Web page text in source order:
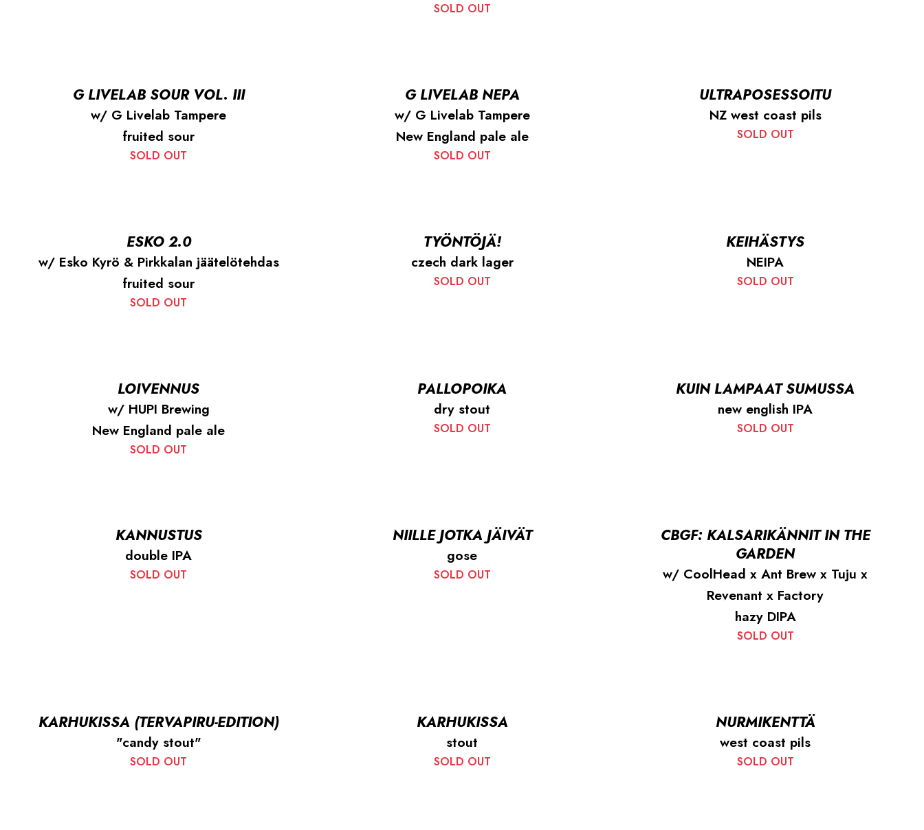
SOLD OUT
G LIVELAB SOUR VOL. III
w/ G Livelab Tampere
fruited sour
SOLD OUT
G LIVELAB NEPA
w/ G Livelab Tampere
New England pale ale
SOLD OUT
ULTRAPOSESSOITU
NZ west coast pils
SOLD OUT
ESKO 2.0
w/ Esko Kyrö & Pirkkalan jäätelötehdas
fruited sour
SOLD OUT
TYÖNTÖJÄ!
czech dark lager
SOLD OUT
KEIHÄSTYS
NEIPA
SOLD OUT
LOIVENNUS
w/ HUPI Brewing
New England pale ale
SOLD OUT
PALLOPOIKA
dry stout
SOLD OUT
KUIN LAMPAAT SUMUSSA
new english IPA
SOLD OUT
KANNUSTUS
double IPA
SOLD OUT
NIILLE JOTKA JÄIVÄT
gose
SOLD OUT
CBGF: KALSARIKÄNNIT IN THE
GARDEN
w/ CoolHead x Ant Brew x Tuju x
Revenant x Factory
hazy DIPA
SOLD OUT
KARHUKISSA (TERVAPIRU-EDITION)
"candy stout"
SOLD OUT
KARHUKISSA
stout
SOLD OUT
NURMIKENTTÄ
west coast pils
SOLD OUT